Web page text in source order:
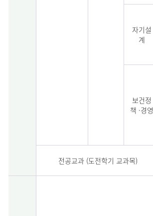
자기설
계
보건정
책 ·경영
전공교과 (도전학기 교과목)